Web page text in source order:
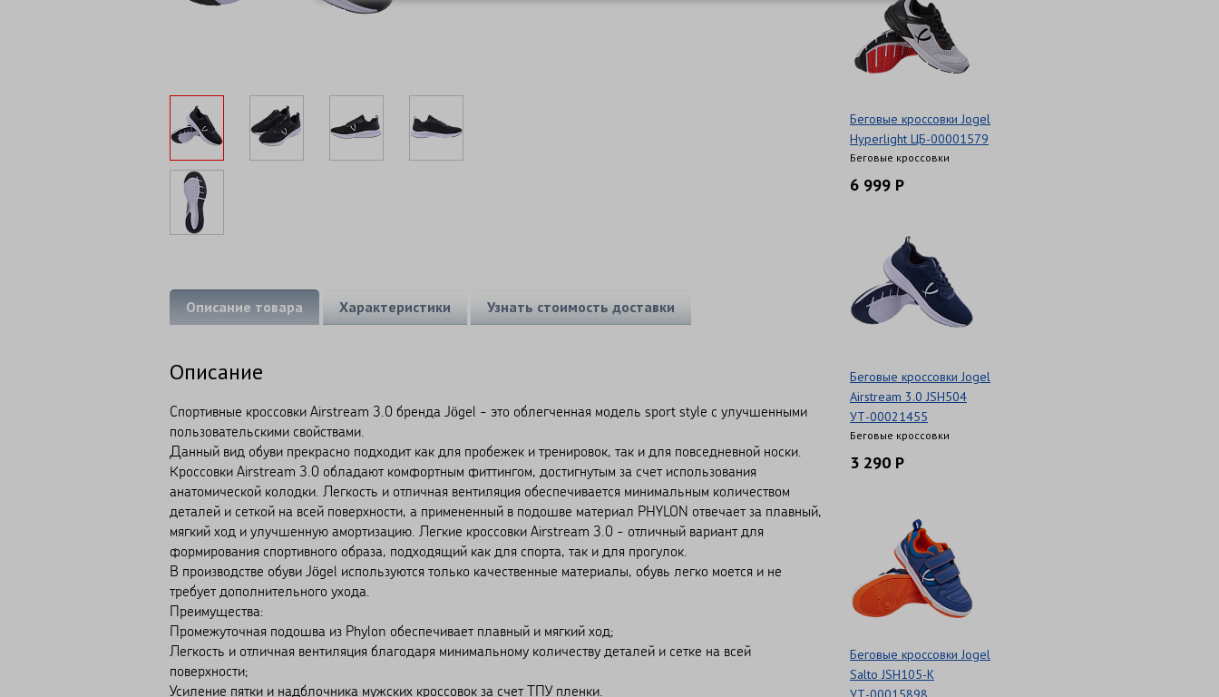
Описание товара Характеристики Узнать стоимость доставки
Описание
Спортивные кроссовки Airstream 3.0 бренда Jögel - это облегченная модель sport style с улучшенными
пользовательскими свойствами.
Данный вид обуви прекрасно подходит как для пробежек и тренировок, так и для повседневной носки.
Кроссовки Airstream 3.0 обладают комфортным фиттингом, достигнутым за счет использования
анатомической колодки. Легкость и отличная вентиляция обеспечивается минимальным количеством
деталей и сеткой на всей поверхности, а примененный в подошве материал PHYLON отвечает за плавный,
мягкий ход и улучшенную амортизацию. Легкие кроссовки Airstream 3.0 - отличный вариант для
формирования спортивного образа, подходящий как для спорта, так и для прогулок.
В производстве обуви Jögel используются только качественные материалы, обувь легко моется и не
требует дополнительного ухода.
Преимущества:
Промежуточная подошва из Phylon обеспечивает плавный и мягкий ход;
Легкость и отличная вентиляция благодаря минимальному количеству деталей и сетке на всей
поверхности;
Усиление пятки и надблочника мужских кроссовок за счет ТПУ пленки.
Беговые кроссовки Jogel
Hyperlight ЦБ-00001579
Беговые кроссовки
6 999 Р
Беговые кроссовки Jogel
Airstream 3.0 JSH504
УТ-00021455
Беговые кроссовки
3 290 Р
Беговые кроссовки Jogel
Salto JSH105-K